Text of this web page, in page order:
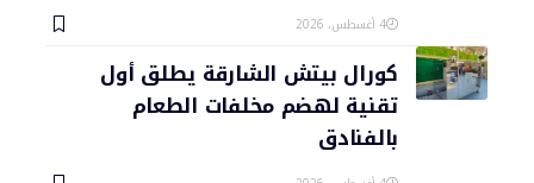
4 أغسطس، 2026
كورال بيتش الشارقة يطلق أول
تقنية لهضم مخلفات الطعام
بالفنادق